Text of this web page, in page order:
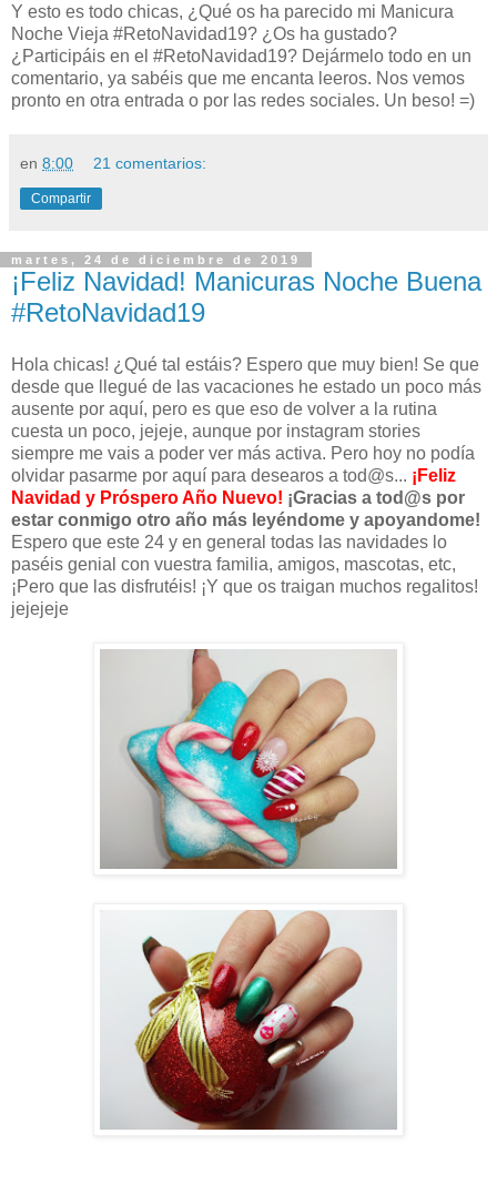
Y esto es todo chicas, ¿Qué os ha parecido mi Manicura
Noche Vieja #RetoNavidad19? ¿Os ha gustado?
¿Participáis en el #RetoNavidad19? Dejármelo todo en un
comentario, ya sabéis que me encanta leeros. Nos vemos
pronto en otra entrada o por las redes sociales. Un beso! =)
en 8:00 21 comentarios:
Compartir
martes, 24 de diciembre de 2019
¡Feliz Navidad! Manicuras Noche Buena
#RetoNavidad19
Hola chicas! ¿Qué tal estáis? Espero que muy bien! Se que
desde que llegué de las vacaciones he estado un poco más
ausente por aquí, pero es que eso de volver a la rutina
cuesta un poco, jejeje, aunque por instagram stories
siempre me vais a poder ver más activa. Pero hoy no podía
olvidar pasarme por aquí para desearos a tod@s... ¡Feliz
Navidad y Próspero Año Nuevo! ¡Gracias a tod@s por
estar conmigo otro año más leyéndome y apoyandome!
Espero que este 24 y en general todas las navidades lo
paséis genial con vuestra familia, amigos, mascotas, etc,
¡Pero que las disfrutéis! ¡Y que os traigan muchos regalitos!
jejejeje